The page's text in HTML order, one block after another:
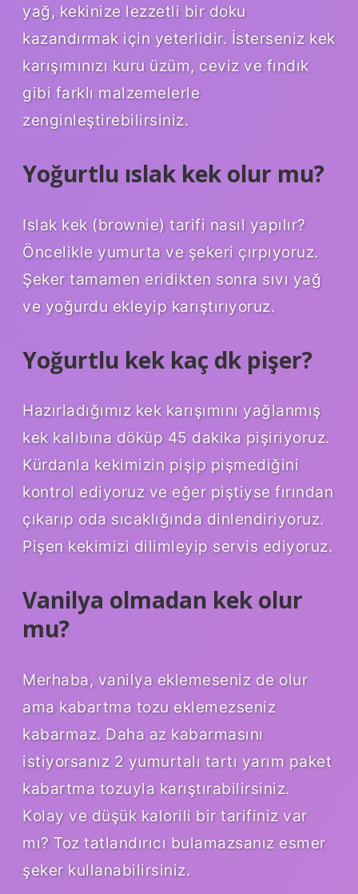
yağ, kekinize lezzetli bir doku
kazandırmak için yeterlidir. İsterseniz kek
karışımınızı kuru üzüm, ceviz ve fındık
gibi farklı malzemelerle
zenginleştirebilirsiniz.
Yoğurtlu ıslak kek olur mu?
Islak kek (brownie) tarifi nasıl yapılır?
Öncelikle yumurta ve şekeri çırpıyoruz.
Şeker tamamen eridikten sonra sıvı yağ
ve yoğurdu ekleyip karıştırıyoruz.
Yoğurtlu kek kaç dk pişer?
Hazırladığımız kek karışımını yağlanmış
kek kalıbına döküp 45 dakika pişiriyoruz.
Kürdanla kekimizin pişip pişmediğini
kontrol ediyoruz ve eğer piştiyse fırından
çıkarıp oda sıcaklığında dinlendiriyoruz.
Pişen kekimizi dilimleyip servis ediyoruz.
Vanilya olmadan kek olur
mu?
Merhaba, vanilya eklemeseniz de olur
ama kabartma tozu eklemezseniz
kabarmaz. Daha az kabarmasını
istiyorsanız 2 yumurtalı tartı yarım paket
kabartma tozuyla karıştırabilirsiniz.
Kolay ve düşük kalorili bir tarifiniz var
mı? Toz tatlandırıcı bulamazsanız esmer
şeker kullanabilirsiniz.